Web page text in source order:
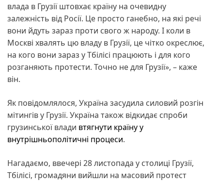
влада в Грузії штовхає країну на очевидну
залежність від Росії. Це просто ганебно, на які речі
вони йдуть зараз проти свого ж народу. І коли в
Москві хвалять цю владу в Грузії, це чітко окреслює,
на кого вони зараз у Тбілісі працюють і для кого
розганяють протести. Точно не для Грузії», – каже
він.
Як повідомлялося, Україна засудила силовий розгін
мітингів у Грузії. Україна також відкидає спроби
грузинської влади втягнути країну у
внутрішньополітичні процеси.
Нагадаємо, ввечері 28 листопада у столиці Грузії,
Тбілісі, громадяни вийшли на масовий протест